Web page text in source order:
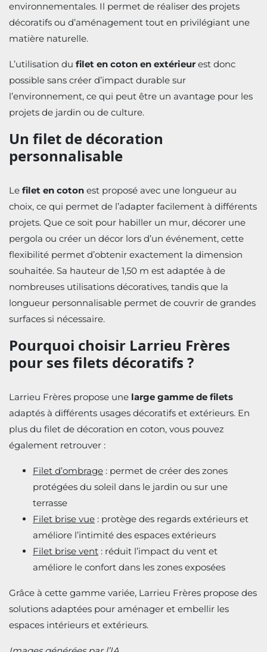
environnementales. Il permet de réaliser des projets
décoratifs ou d’aménagement tout en privilégiant une
matière naturelle.
L’utilisation du filet en coton en extérieur est donc
possible sans créer d’impact durable sur
l’environnement, ce qui peut être un avantage pour les
projets de jardin ou de culture.
Un filet de décoration
personnalisable
Le filet en coton est proposé avec une longueur au
choix, ce qui permet de l’adapter facilement à différents
projets. Que ce soit pour habiller un mur, décorer une
pergola ou créer un décor lors d’un événement, cette
flexibilité permet d’obtenir exactement la dimension
souhaitée. Sa hauteur de 1,50 m est adaptée à de
nombreuses utilisations décoratives, tandis que la
longueur personnalisable permet de couvrir de grandes
surfaces si nécessaire.
Pourquoi choisir Larrieu Frères
pour ses filets décoratifs ?
Larrieu Frères propose une large gamme de filets
adaptés à différents usages décoratifs et extérieurs. En
plus du filet de décoration en coton, vous pouvez
également retrouver :
Filet d’ombrage : permet de créer des zones
protégées du soleil dans le jardin ou sur une
terrasse
Filet brise vue : protège des regards extérieurs et
améliore l’intimité des espaces extérieurs
Filet brise vent : réduit l’impact du vent et
améliore le confort dans les zones exposées
Grâce à cette gamme variée, Larrieu Frères propose des
solutions adaptées pour aménager et embellir les
espaces intérieurs et extérieurs.